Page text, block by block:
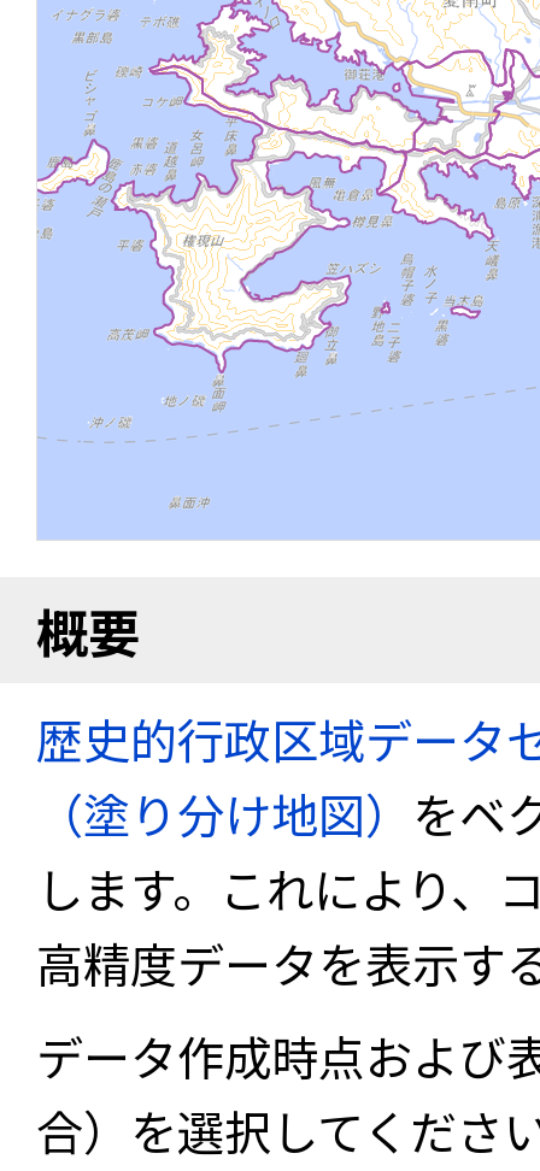
概要
歴史的行政区域データ
（塗り分け地図） をベ
します。これにより、
高精度データを表示す
データ作成時点および
合）を選択してくださ